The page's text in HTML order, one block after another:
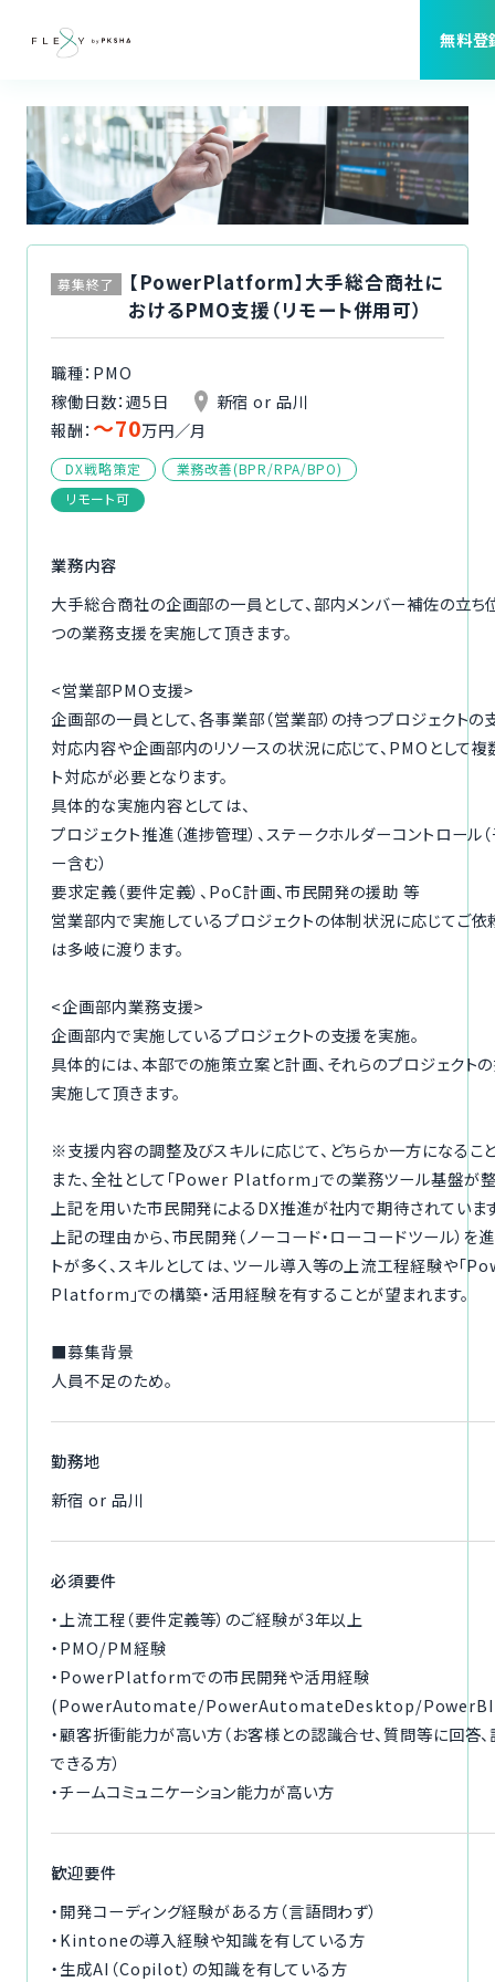
無料登
案件検索
職種から案件を探す
よくある質問
福利厚生
ご利用者様の声
ご利用の流れ
コーディネーター紹介
イベント/マガジン
法人の方
今すぐ無料で登録 ログ
募集終了
【PowerPlatform】大手総合商社に
おけるPMO支援（リモート併用可）
職種：PMO
稼働日数：週5日
新宿 or 品川
報酬： 〜70万円／月
DX戦略策定
業務改善(BPR/RPA/BPO)
リモート可
業務内容
大手総合商社の企画部の一員として、部内メンバー補佐の立
つの業務支援を実施して頂きます。
<営業部PMO支援>
企画部の一員として、各事業部（営業部）の持つプロジェクトの
対応内容や企画部内のリソースの状況に応じて、PMOとして複
ト対応が必要となります。
具体的な実施内容としては、
プロジェクト推進（進捗管理）、ステークホルダーコントロール
ー含む）
要求定義（要件定義）、PoC計画、市民開発の援助 等
営業部内で実施しているプロジェクトの体制状況に応じてご
は多岐に渡ります。
<企画部内業務支援>
企画部内で実施しているプロジェクトの支援を実施。
具体的には、本部での施策立案と計画、それらのプロジェクト
実施して頂きます。
※支援内容の調整及びスキルに応じて、どちらか一方になるこ
また、全社として「Power Platform」での業務ツール基盤が整
上記を用いた市民開発によるDX推進が社内で期待されていま
上記の理由から、市民開発（ノーコード・ローコードツール）を
トが多く、スキルとしては、ツール導入等の上流工程経験や「
Platform」での構築・活用経験を有することが望まれます。
■募集背景
人員不足のため。
勤務地
新宿 or 品川
必須要件
・上流工程（要件定義等）のご経験が3年以上
・PMO/PM経験
・PowerPlatformでの市民開発や活用経験
(PowerAutomate/PowerAutomateDesktop/
・顧客折衝能力が高い方（お客様との認識合せ、質問等に回答
できる方）
・チームコミュニケーション能力が高い方
歓迎要件
・開発コーディング経験がある方（言語問わず）
・Kintoneの導入経験や知識を有している方
・生成AI（Copilot）の知識を有している方